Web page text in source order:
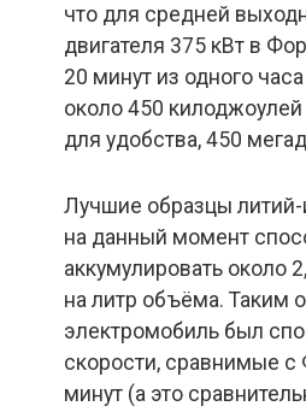
что для средней
двигателя 375 кВт в
20 минут из одного
около 450 килоджоулей
для удобства, 450
Лучшие образцы
на данный момент
аккумулировать около
на литр объёма. Таким
электромобиль был
скорости, сравнимые с
минут (а это